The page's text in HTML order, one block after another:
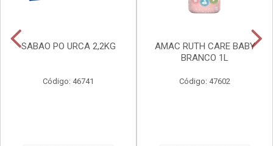
SABAO PO URCA 2,2KG
Código: 46741
AMAC RUTH CARE BABY
BRANCO 1L
Código: 47602